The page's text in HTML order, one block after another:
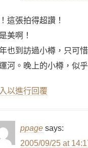
這張拍得超讚！
美啊！
也到訪過小樽，只可
河。晚上的小樽，似乎
以進行回覆
ppage says:
2005/09/25 at